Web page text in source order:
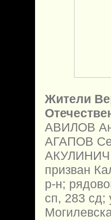
Жители
АВИЛОВ
АГАПОВ
призван
р-н;
сп, 283 сд;